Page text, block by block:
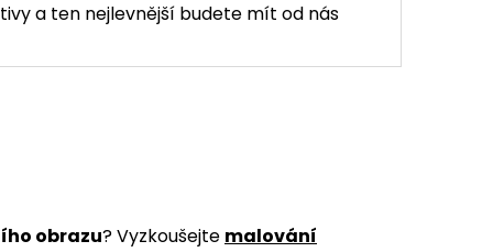
a ten nejlevnější budete mít od nás
obrazu? Vyzkoušejte malování